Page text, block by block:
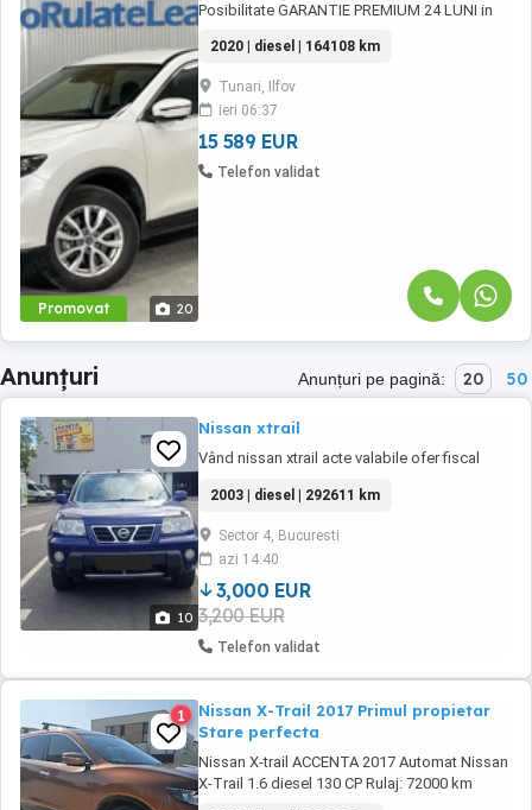
Promovat 20
Posibilitate GARANTIE PREMIUM 24 LUNI in
avans 0% pe o perioada de maxim 6 ani
Aprobare garantata credit pentru persoane
fizice (cu venituri obtinute inclusiv in afara
tarii), persoane juridice si persoane fizice ...
2020 | diesel | 164108 km
Tunari, Ilfov
ieri 06:37
15 589 EUR
Telefon validat
Anunțuri Anunțuri pe pagină: 20 50
10
Nissan xtrail
Vând nissan xtrail acte valabile ofer fiscal
2003 | diesel | 292611 km
Sector 4, Bucuresti
azi 14:40
3,000 EUR
3,200 EUR
Telefon validat
1
Nissan X-Trail 2017 Primul propietar
Stare perfecta
Nissan X-trail ACCENTA 2017 Automat Nissan
X-Trail 1.6 diesel 130 CP Rulaj: 72000 km